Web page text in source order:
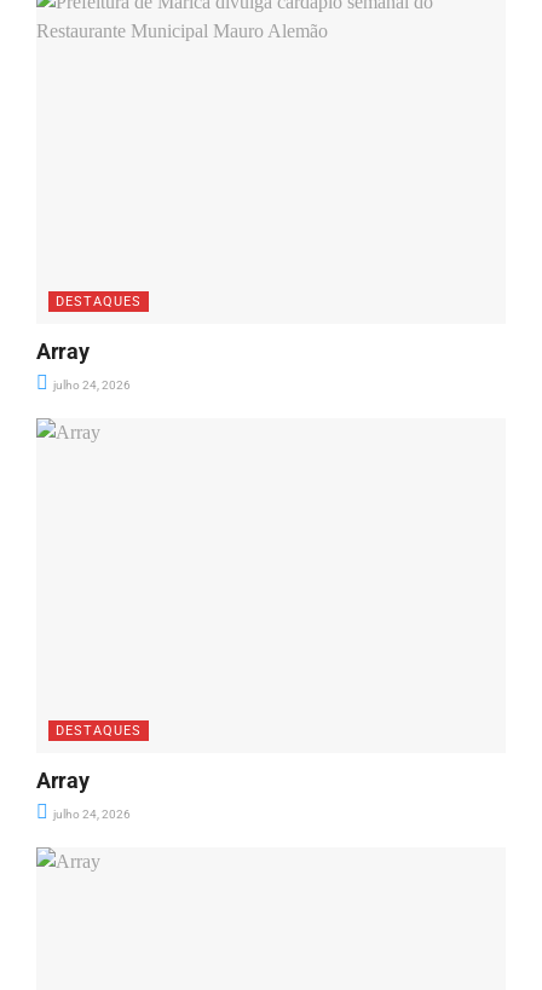
DESTAQUES
Array
julho 24, 2026
DESTAQUES
Array
julho 24, 2026